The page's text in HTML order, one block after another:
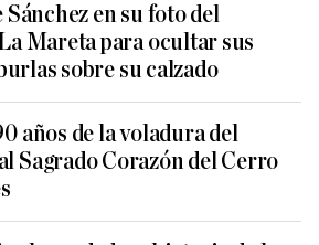
en su foto del
Mareta para ocultar sus
sobre su calzado
años de la voladura del
Sagrado Corazón del Cerro